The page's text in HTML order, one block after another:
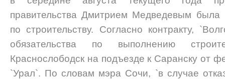
правительства Дмитрием Медведевым была
по строительству. Согласно контракту,
обязательства по выполнению
Краснослободск на подъезде к Саранску от
`Урал`. По словам мэра Сочи, `в случае